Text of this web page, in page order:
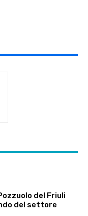
del Friuli
del settore